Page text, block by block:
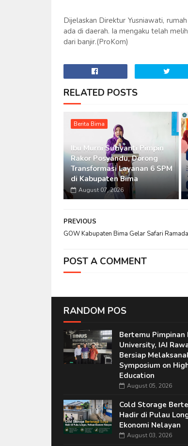
Dijelaskan Direktur Yusniawati,
ada di daerah. Ia mengaku telah
dari banjir.(ProKom)
RELATED POSTS
Berita Bima
Ibu Murni Suciyanti Pimpin
Rakor Posyandu, Dorong
Transformasi Layanan 6 SPM
di Kabupaten Bima
August 07, 2026
PREVIOUS
GOW Kabupaten Bima Gelar Safari
POST A COMMENT
RANDOM POS
Bertemu Pimpinan
University, IAI
Bersiap
Symposium on
Education
August 05, 2026
Cold Storage
Hadir di Pulau
Ekonomi Nelayan
August 03, 2026